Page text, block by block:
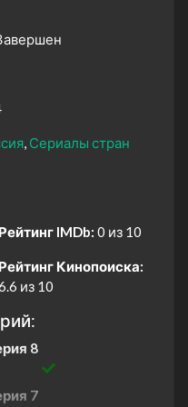
Сериалы стран
Рейтинг IMDb: 0 из 10
Рейтинг Кинопоиска:
из 10
8
7